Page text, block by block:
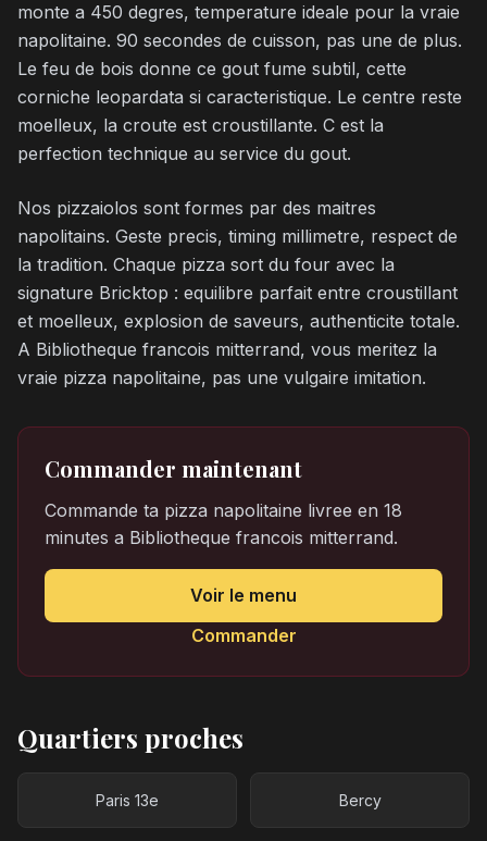
monte a 450 degres, temperature ideale pour la vraie
napolitaine. 90 secondes de cuisson, pas une de plus.
Le feu de bois donne ce gout fume subtil, cette
corniche leopardata si caracteristique. Le centre reste
moelleux, la croute est croustillante. C est la
perfection technique au service du gout.
Nos pizzaiolos sont formes par des maitres
napolitains. Geste precis, timing millimetre, respect de
la tradition. Chaque pizza sort du four avec la
signature Bricktop : equilibre parfait entre croustillant
et moelleux, explosion de saveurs, authenticite totale.
A Bibliotheque francois mitterrand, vous meritez la
vraie pizza napolitaine, pas une vulgaire imitation.
Commander maintenant
Commande ta pizza napolitaine livree en 18
minutes a Bibliotheque francois mitterrand.
Voir le menu
Commander
Quartiers proches
Paris 13e Bercy